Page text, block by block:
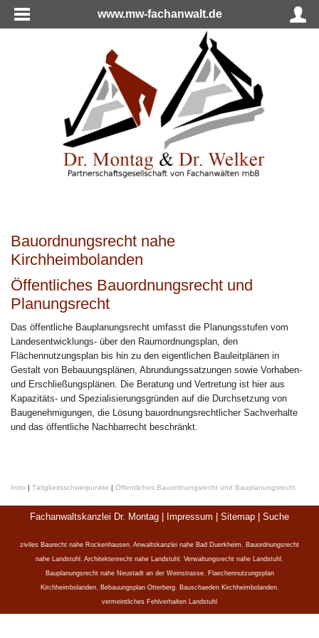
www.mw-fachanwalt.de
Bauordnungsrecht nahe
Kirchheimbolanden
Öffentliches Bauordnungsrecht und
Planungsrecht
Das öffentliche Bauplanungsrecht umfasst die Planungsstufen vom
Landesentwicklungs- über den Raumordnungsplan, den
Flächennutzungsplan bis hin zu den eigentlichen Bauleitplänen in
Gestalt von Bebauungsplänen, Abrundungssatzungen sowie Vorhaben-
und Erschließungsplänen. Die Beratung und Vertretung ist hier aus
Kapazitäts- und Spezialisierungsgründen auf die Durchsetzung von
Baugenehmigungen, die Lösung bauordnungsrechtlicher Sachverhalte
und das öffentliche Nachbarrecht beschränkt.
Intro | Tätigkeitsschwerpunkte | Öffentliches Bauordnungsrecht und Bauplanungsrecht
Fachanwaltskanzlei Dr. Montag | Impressum Sitemap Suche
ziviles Baurecht nahe Rockenhausen, Anwaltskanzlei nahe Bad Duerkheim, Bauordnungsrecht
nahe Landstuhl , Architektenrecht nahe Landstuhl , Verwaltungsrecht nahe Landstuhl ,
Bauplanungsrecht nahe Neustadt an der Weinstrasse, Flaechennutzungsplan
Kirchheimbolanden, Bebauungsplan Otterberg, Bauschaeden Kirchheimbolanden,
vermeintliches Fehlverhalten Landstuhl